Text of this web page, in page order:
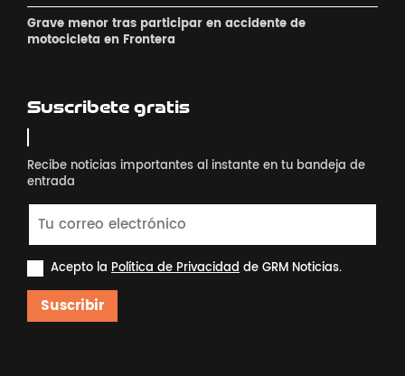
Grave menor tras participar en accidente de
motocicleta en Frontera
Suscribete gratis
Recibe noticias importantes al instante en tu bandeja de
entrada
Acepto la Política de Privacidadde GRM Noticias.
Suscribir